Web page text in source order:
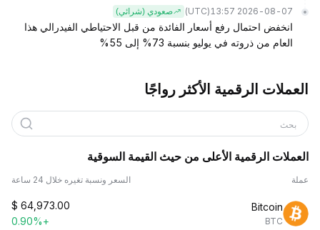
2026-08-07 13:57
(UTC) صعودي (شرائي)
انخفض احتمال رفع أسعار الفائدة من قبل الاحتياطي الفيدرالي هذا
العام من ذروته في يوليو بنسبة 73% إلى 55%
العملات الرقمية الأكثر رواجًا
بحث
العملات الرقمية الأعلى من حيث القيمة السوقية
عملة السعر ونسبة تغيره خلال 24 ساعة
Bitcoin
BTC
$ 64,973.00
+0.90%